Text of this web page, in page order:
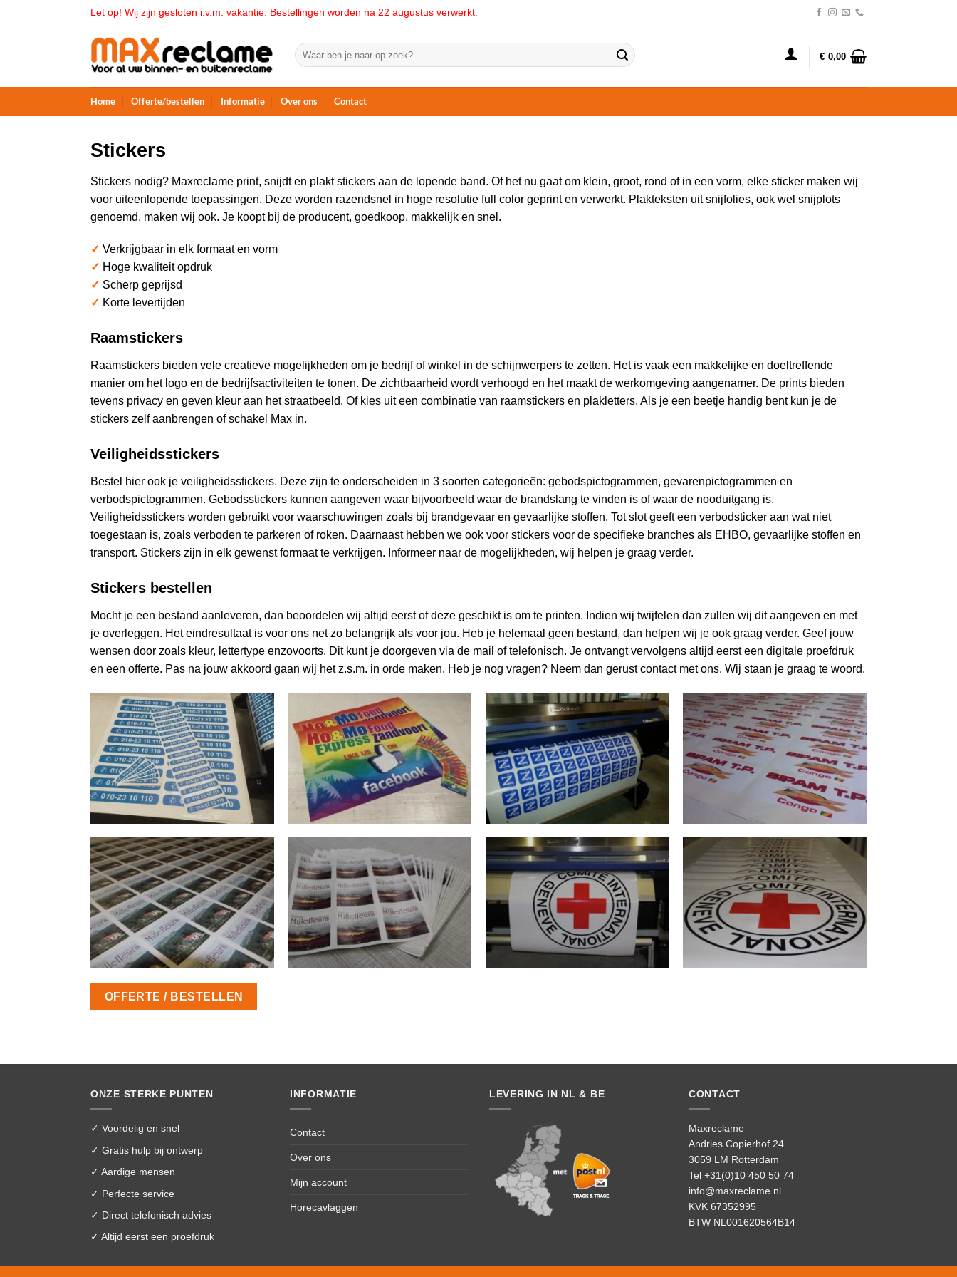
Let op! Wij zijn gesloten i.v.m. vakantie. Bestellingen worden na 22 augustus verwerkt.
Zoeken
naar:
€ 0,00
Home Offerte/bestellen Informatie Over ons Contact
Stickers
Stickers nodig? Maxreclame print, snijdt en plakt stickers aan de lopende band. Of het nu gaat om klein, groot, rond of in een vorm, elke sticker maken wij
voor uiteenlopende toepassingen. Deze worden razendsnel in hoge resolutie full color geprint en verwerkt. Plakteksten uit snijfolies, ook wel snijplots
genoemd, maken wij ook. Je koopt bij de producent, goedkoop, makkelijk en snel.
✓ Verkrijgbaar in elk formaat en vorm
✓ Hoge kwaliteit opdruk
✓ Scherp geprijsd
✓ Korte levertijden
Raamstickers
Raamstickers bieden vele creatieve mogelijkheden om je bedrijf of winkel in de schijnwerpers te zetten. Het is vaak een makkelijke en doeltreffende
manier om het logo en de bedrijfsactiviteiten te tonen. De zichtbaarheid wordt verhoogd en het maakt de werkomgeving aangenamer. De prints bieden
tevens privacy en geven kleur aan het straatbeeld. Of kies uit een combinatie van raamstickers en plakletters. Als je een beetje handig bent kun je de
stickers zelf aanbrengen of schakel Max in.
Veiligheidsstickers
Bestel hier ook je veiligheidsstickers. Deze zijn te onderscheiden in 3 soorten categorieën: gebodspictogrammen, gevarenpictogrammen en
verbodspictogrammen. Gebodsstickers kunnen aangeven waar bijvoorbeeld waar de brandslang te vinden is of waar de nooduitgang is.
Veiligheidsstickers worden gebruikt voor waarschuwingen zoals bij brandgevaar en gevaarlijke stoffen. Tot slot geeft een verbodsticker aan wat niet
toegestaan is, zoals verboden te parkeren of roken. Daarnaast hebben we ook voor stickers voor de specifieke branches als EHBO, gevaarlijke stoffen en
transport. Stickers zijn in elk gewenst formaat te verkrijgen. Informeer naar de mogelijkheden, wij helpen je graag verder.
Stickers bestellen
Mocht je een bestand aanleveren, dan beoordelen wij altijd eerst of deze geschikt is om te printen. Indien wij twijfelen dan zullen wij dit aangeven en met
je overleggen. Het eindresultaat is voor ons net zo belangrijk als voor jou. Heb je helemaal geen bestand, dan helpen wij je ook graag verder. Geef jouw
wensen door zoals kleur, lettertype enzovoorts. Dit kunt je doorgeven via de mail of telefonisch. Je ontvangt vervolgens altijd eerst een digitale proefdruk
en een offerte. Pas na jouw akkoord gaan wij het z.s.m. in orde maken. Heb je nog vragen? Neem dan gerustcontactmet ons. Wij staan je graag te woord.
OFFERTE / BESTELLEN
ONZE STERKE PUNTEN
✓ Voordelig en snel
✓ Gratis hulp bij ontwerp
✓ Aardige mensen
✓ Perfecte service
✓ Direct telefonisch advies
✓ Altijd eerst een proefdruk
INFORMATIE
Contact
Over ons
Mijn account
Horecavlaggen
LEVERING IN NL & BE CONTACT
Maxreclame
Andries Copierhof 24
3059 LM Rotterdam
Tel +31(0)10 450 50 74
info@maxreclame.nl
KVK 67352995
BTW NL001620564B14